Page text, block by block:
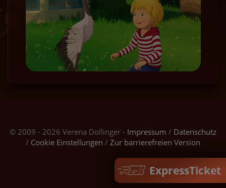
ExpressTicket
© 2009 - 2026 Verena Dollinger - Impressum / Datenschutz
/ Cookie Einstellungen / Zur barrierefreien Version